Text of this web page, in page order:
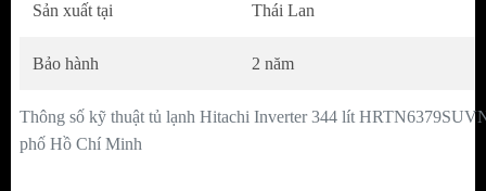
Thông số kỹ thuật tủ lạnh Hitachi Inverter 344 lít
phố Hồ Chí Minh
Sản xuất tại Thái Lan
Bảo hành 2 năm